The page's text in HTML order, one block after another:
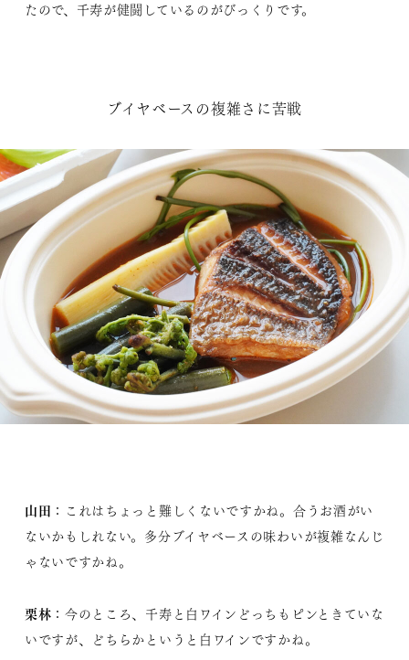
たので、千寿が健闘しているのがびっくりです。
ブイヤベースの複雑さに苦戦
山田 ：これはちょっと難しくないですかね。合うお酒がい
ないかもしれない。多分ブイヤベースの味わいが複雑なんじ
ゃないですかね。
栗林 ：今のところ、千寿と白ワインどっちもピンときていな
いですが、どちらかというと白ワインですかね。